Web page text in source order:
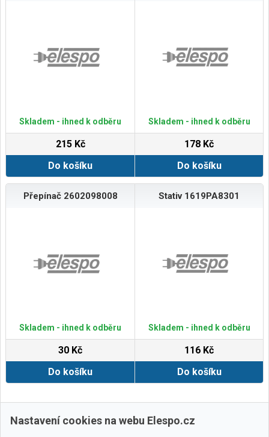
Skladem - ihned k odběru
215 Kč
Do košíku
Skladem - ihned k odběru
178 Kč
Do košíku
Přepínač 2602098008
Skladem - ihned k odběru
30 Kč
Do košíku
Stativ 1619PA8301
Skladem - ihned k odběru
116 Kč
Do košíku
Zobrazit další
Nastavení cookies na webu Elespo.cz